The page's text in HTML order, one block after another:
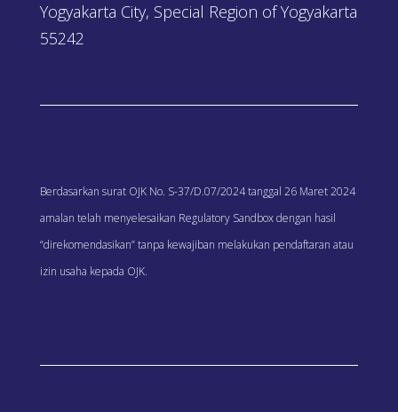
Yogyakarta City, Special Region of Yogyakarta
55242
Berdasarkan surat OJK No. S-37/D.07/2024 tanggal 26 Maret 2024
amalan telah menyelesaikan Regulatory Sandbox dengan hasil
“direkomendasikan” tanpa kewajiban melakukan pendaftaran atau
izin usaha kepada OJK.